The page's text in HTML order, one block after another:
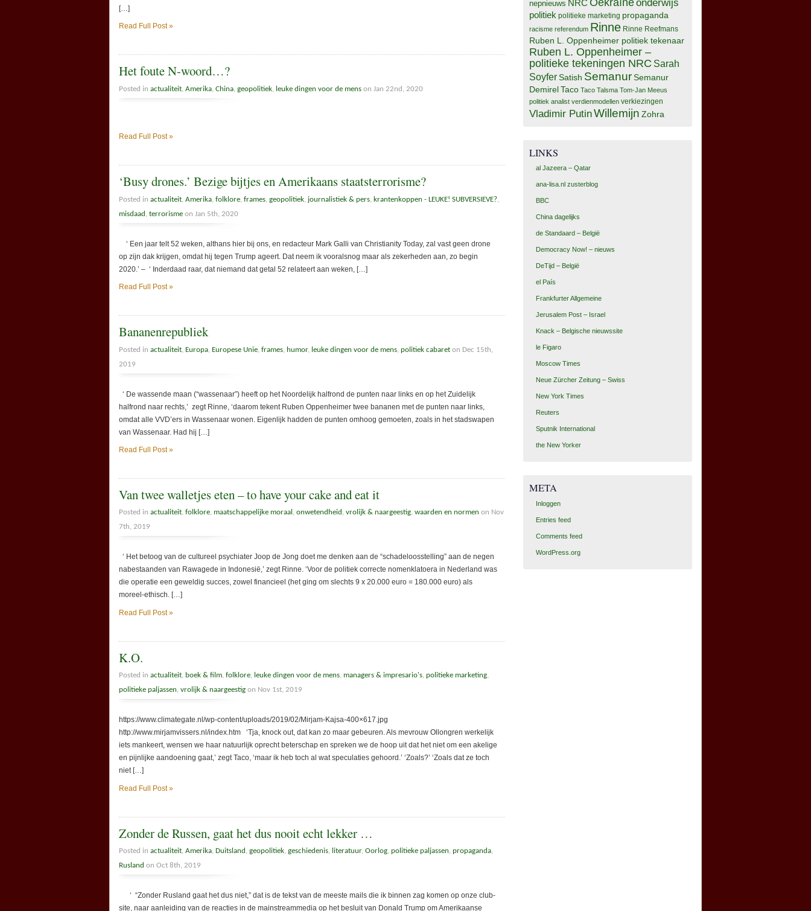
[…]
Read Full Post »
Het foute N-woord…?
Posted in actualiteit Amerika China geopolitiek leuke dingen voor de mens on Jan 22nd, 2020
Read Full Post »
‘Busy drones.’ Bezige bijtjes en Amerikaans staatsterrorisme?
Posted in actualiteit Amerika folklore frames geopolitiek journalistiek & pers krantenkoppen - LEUKE! SUBVERSIEVE?
misdaad
terrorisme on Jan 5th, 2020
‘ Een jaar telt 52 weken, althans hier bij ons, en redacteur Mark Galli van Christianity Today, zal vast geen drone
op zijn dak krijgen, omdat hij tegen Trump ageert. Dat neem ik vooralsnog maar als zekerheden aan, zo begin
2020.’ – ‘ Inderdaad raar, dat niemand dat getal 52 relateert aan weken, […]
Read Full Post »
Bananenrepubliek
Posted in actualiteit Europa Europese Unie frames humor, leuke dingen voor de mens politiek cabaret on Dec 15th,
2019
‘ De wassende maan (“wassenaar”) heeft op het Noordelijk halfrond de punten naar links en op het Zuidelijk
halfrond naar rechts,’ zegt Rinne, ‘daarom tekent Ruben Oppenheimer twee bananen met de punten naar links,
omdat alle VVD’ers in Wassenaar wonen. Eigenlijk hadden de punten omhoog gemoeten, zoals in het stadswapen
van Wassenaar. Had hij […]
Read Full Post »
Van twee walletjes eten – to have your cake and eat it
Posted in actualiteit, folklore, maatschappelijke moraal , onwetendheid , vrolijk & naargeestig, waarden en normen on Nov
7th, 2019
‘ Het betoog van de cultureel psychiater Joop de Jong doet me denken aan de “schadeloosstelling” aan de negen
nabestaanden van Rawagede in Indonesië,’ zegt Rinne. ‘Voor de politiek correcte nomenklatoera in Nederland was
die operatie een geweldig succes, zowel financieel (het ging om slechts 9 x 20.000 euro = 180.000 euro) als
moreel-ethisch. […]
Read Full Post »
K.O.
Posted in actualiteit, boek & film, folklore, leuke dingen voor de mens, managers & impresario's, politieke marketing,
politieke paljassen, vrolijk & naargeestig on Nov 1st, 2019
https://www.climategate.nl/wp-content/uploads/2019/02/Mirjam-Kajsa-400×617.jpg
http://www.mirjamvissers.nl/index.htm ‘Tja, knock out, dat kan zo maar gebeuren. Als mevrouw Ollongren werkelijk
iets mankeert, wensen we haar natuurlijk oprecht beterschap en spreken we de hoop uit dat het niet om een akelige
en pijnlijke aandoening gaat,’ zegt Taco, ‘maar ik heb toch al wat speculaties gehoord.’ ‘Zoals?’ ‘Zoals dat ze toch
niet […]
Read Full Post »
Zonder de Russen, gaat het dus nooit echt lekker …
Posted in actualiteit, Amerika, Duitsland , geopolitiek, geschiedenis, literatuur, Oorlog, politieke paljassen, propaganda,
Rusland on Oct 8th, 2019
‘ “Zonder Rusland gaat het dus niet,” dat is de tekst van de meeste mails die ik binnen zag komen op onze club-
site, naar aanleiding van de reacties in de mainstreammedia op het besluit van Donald Trump om Amerikaanse
nepnieuws NRC onderwijs
politiek politieke marketing propaganda
racisme referendum Rinne Rinne Reefmans
Ruben L. Oppenheimer politiek tekenaar
Ruben L. Oppenheimer –
politieke tekeningen NRC Sarah
Soyfer Satish SemanurSemanur
DemirelTaco Taco Talsma Tom-Jan Meeus
politiek analist verdienmodellen verkiezingen
Vladimir PutinWillemijn Zohra
LINKS
al Jazeera – Qatar
ana-lisa.nl zusterblog
BBC
China dagelijks
de Standaard – België
Democracy Now! – nieuws
DeTijd – België
el País
Frankfurter Allgemeine
Jerusalem Post – Israel
Knack – Belgische nieuwssite
le Figaro
Moscow Times
Neue Zürcher Zeitung – Swiss
New York Times
Reuters
Sputnik International
the New Yorker
META
Inloggen
Entries feed
Comments feed
WordPress.org